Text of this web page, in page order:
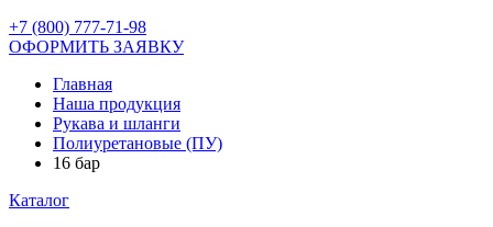
+7 (800) 777-71-98
ОФОРМИТЬ ЗАЯВКУ
Главная
Наша продукция
Рукава и шланги
Полиуретановые (ПУ)
16 бар
Каталог